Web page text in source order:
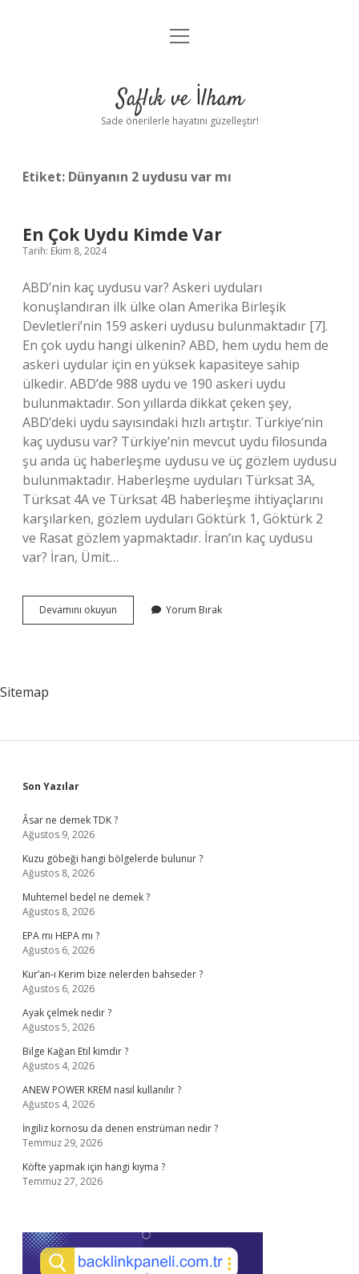
Anasayfa
Yasal Uyarı
menüyü
Saflık ve İlham
Sade önerilerle hayatını güzelleştir!
Etiket: Dünyanın 2 uydusu var mı
En Çok Uydu Kimde Var
Tarih: Ekim 8, 2024
ABD’nin kaç uydusu var? Askeri uyduları
konuşlandıran ilk ülke olan Amerika Birleşik
Devletleri’nin 159 askeri uydusu bulunmaktadır [7].
En çok uydu hangi ülkenin? ABD, hem uydu hem de
askeri uydular için en yüksek kapasiteye sahip
ülkedir. ABD’de 988 uydu ve 190 askeri uydu
bulunmaktadır. Son yıllarda dikkat çeken şey,
ABD’deki uydu sayısındaki hızlı artıştır. Türkiye’nin
kaç uydusu var? Türkiye’nin mevcut uydu filosunda
şu anda üç haberleşme uydusu ve üç gözlem uydusu
bulunmaktadır. Haberleşme uyduları Türksat 3A,
Türksat 4A ve Türksat 4B haberleşme ihtiyaçlarını
karşılarken, gözlem uyduları Göktürk 1, Göktürk 2
ve Rasat gözlem yapmaktadır. İran’ın kaç uydusu
var? İran, Ümit…
Devamını okuyun
Çok
Yorum Bırak
Sitemap
Sidebar
Son Yazılar
Âsar ne demek TDK ?
Ağustos 9, 2026
Kuzu göbeği hangi bölgelerde bulunur ?
Ağustos 8, 2026
Muhtemel bedel ne demek ?
Ağustos 8, 2026
EPA mı HEPA mı ?
Ağustos 6, 2026
Kur’an-ı Kerim bize nelerden bahseder ?
Ağustos 6, 2026
Ayak çelmek nedir ?
Ağustos 5, 2026
Bilge Kağan Etil kimdir ?
Ağustos 4, 2026
ANEW POWER KREM nasıl kullanılır ?
Ağustos 4, 2026
İngiliz kornosu da denen enstrüman nedir ?
Temmuz 29, 2026
Köfte yapmak için hangi kıyma ?
Temmuz 27, 2026